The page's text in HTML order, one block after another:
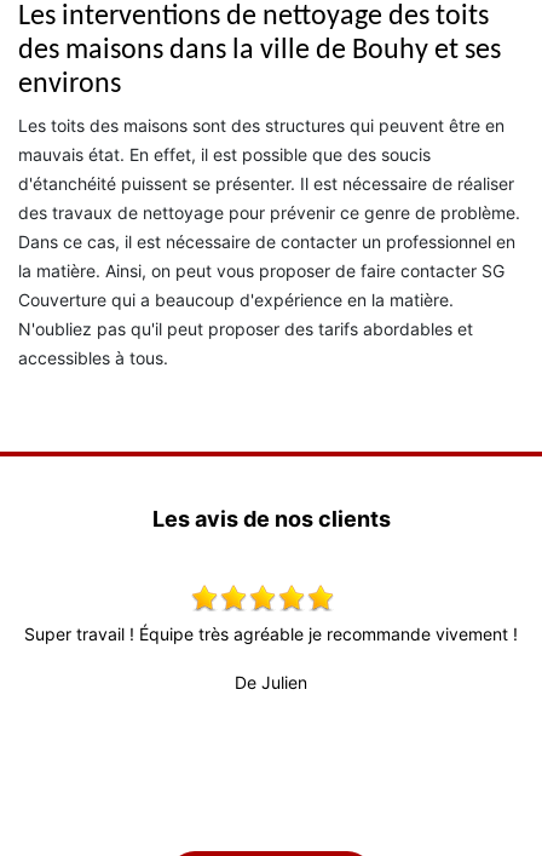
Les interventions de nettoyage des toits
des maisons dans la ville de Bouhy et ses
environs
Les toits des maisons sont des structures qui peuvent être en
mauvais état. En effet, il est possible que des soucis
d'étanchéité puissent se présenter. Il est nécessaire de réaliser
des travaux de nettoyage pour prévenir ce genre de problème.
Dans ce cas, il est nécessaire de contacter un professionnel en
la matière. Ainsi, on peut vous proposer de faire contacter SG
Couverture qui a beaucoup d'expérience en la matière.
N'oubliez pas qu'il peut proposer des tarifs abordables et
accessibles à tous.
Les avis de nos clients
!
Très bon relationnel, patron très actif et à l’écoute. Délais
professionnel et sérieux. Travail de bonne qualité et surtout